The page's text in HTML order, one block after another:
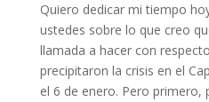
Quiero dedicar mi tiempo
ustedes sobre lo que creo
llamada a hacer con
precipitaron la crisis en el
el 6 de enero. Pero primero,